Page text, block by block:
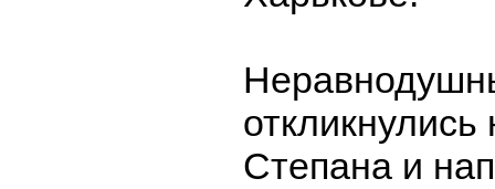
Степана и